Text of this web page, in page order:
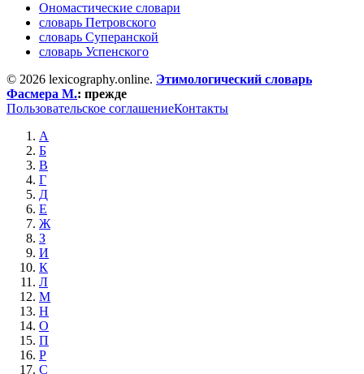
Ономастические словари
словарь Петровского
словарь Суперанской
словарь Успенского
© 2026 lexicography.online. Этимологический словарь
Фасмера М.: прежде
Пользовательское соглашениеКонтакты
А
Б
В
Г
Д
Е
Ж
З
И
К
Л
М
Н
О
П
Р
С